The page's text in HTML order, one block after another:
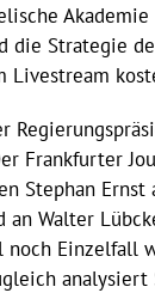
die Strategie
Livestream
Frankfurter
Stephan
an Walter
Einzelfall
analysiert